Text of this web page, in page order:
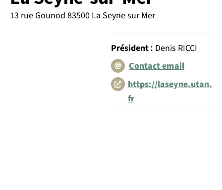
13 rue Gounod 83500 La Seyne sur Mer
Président : Denis RICCI
Contact email
https://laseyne.utan.
fr